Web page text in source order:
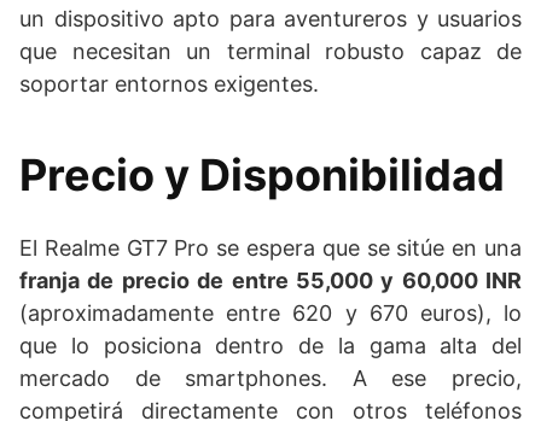
un dispositivo apto para aventureros y usuarios
que necesitan un terminal robusto capaz de
soportar entornos exigentes.
Precio y Disponibilidad
El Realme GT7 Pro se espera que se sitúe en una
franja de precio de entre 55,000 y 60,000 INR
(aproximadamente entre 620 y 670 euros), lo
que lo posiciona dentro de la gama alta del
mercado de smartphones. A ese precio,
competirá directamente con otros teléfonos